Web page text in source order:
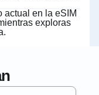
actual en la eSIM
exploras